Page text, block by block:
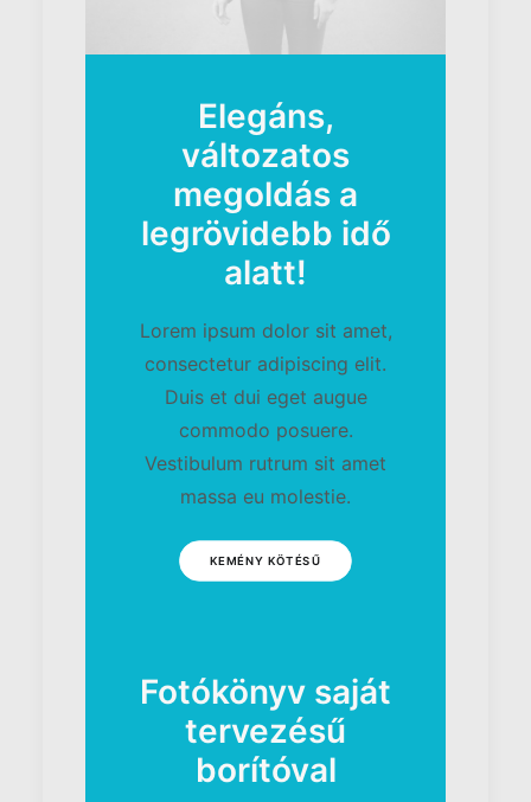
Elegáns,
változatos
megoldás a
legrövidebb idő
alatt!
Lorem ipsum dolor sit amet,
consectetur adipiscing elit.
Duis et dui eget augue
commodo posuere.
Vestibulum rutrum sit amet
massa eu molestie.
KEMÉNY KÖTÉSŰ
Fotókönyv saját
tervezésű
borítóval